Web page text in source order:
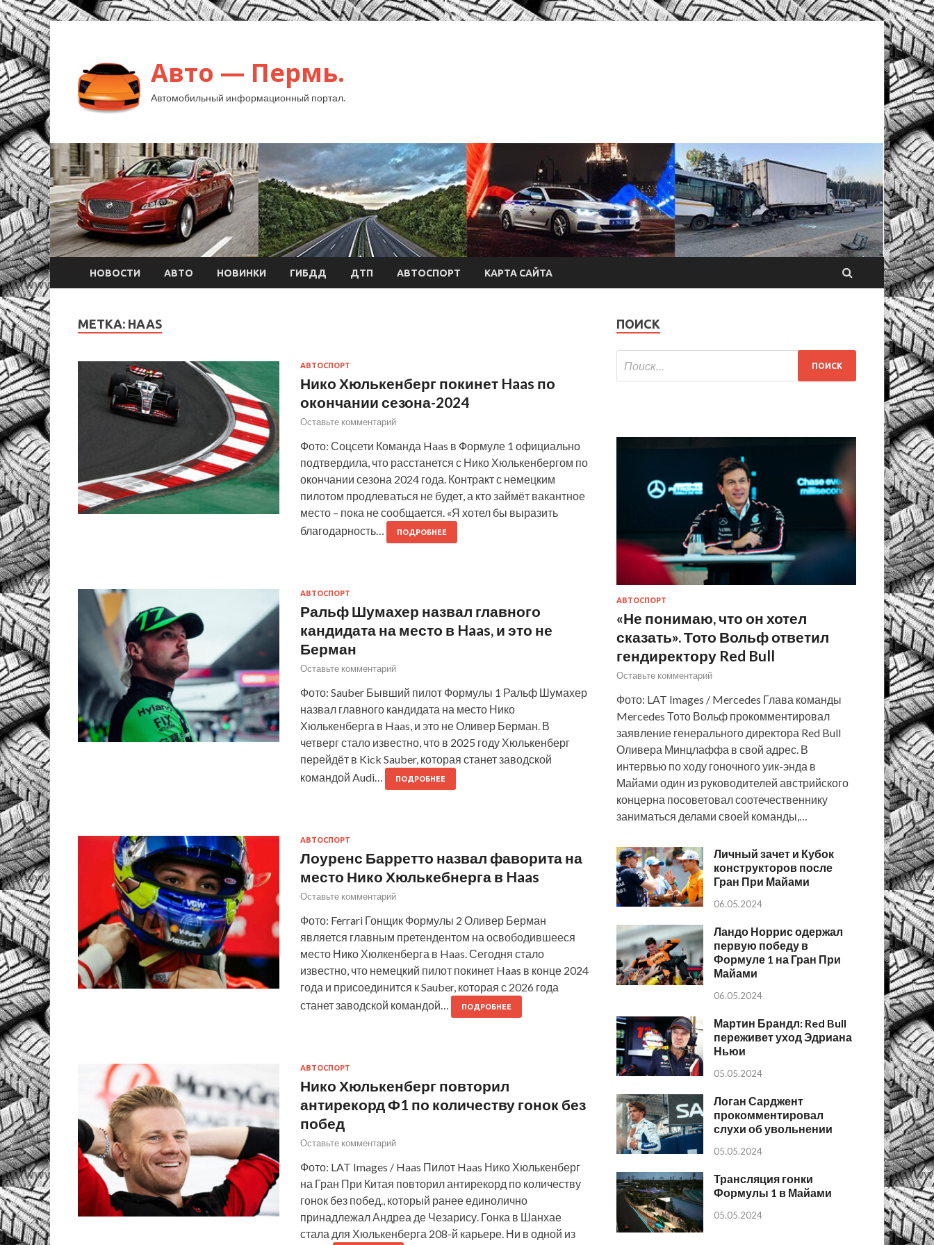
Авто — Пермь.
Автомобильный информационный портал.
НОВОСТИ АВТО НОВИНКИ ГИБДД ДТП АВТОСПОРТ КАРТА САЙТА
МЕТКА: HAAS
АВТОСПОРТ
Нико Хюлькенберг покинет Haas по
окончании сезона-2024
Оставьте комментарий
Фото: Соцсети Команда Haas в Формуле 1 официально
подтвердила, что расстанется с Нико Хюлькенбергом по
окончании сезона 2024 года. Контракт с немецким
пилотом продлеваться не будет, а кто займёт вакантное
место – пока не сообщается. «Я хотел бы выразить
благодарность…
ПОДРОБНЕЕ
АВТОСПОРТ
Ральф Шумахер назвал главного
кандидата на место в Haas, и это не
Берман
Оставьте комментарий
Фото: Sauber Бывший пилот Формулы 1 Ральф Шумахер
назвал главного кандидата на место Нико
Хюлькенберга в Haas, и это не Оливер Берман. В
четверг стало известно, что в 2025 году Хюлькенберг
перейдёт в Kick Sauber, которая станет заводской
командой Audi…
ПОДРОБНЕЕ
АВТОСПОРТ
Лоуренс Барретто назвал фаворита на
место Нико Хюлькебнерга в Haas
Оставьте комментарий
Фото: Ferrari Гонщик Формулы 2 Оливер Берман
является главным претендентом на освободившееся
место Нико Хюлкенберга в Haas. Сегодня стало
известно, что немецкий пилот покинет Haas в конце 2024
года и присоединится к Sauber, которая с 2026 года
станет заводской командой…
ПОДРОБНЕЕ
АВТОСПОРТ
Нико Хюлькенберг повторил
антирекорд Ф1 по количеству гонок без
побед
Оставьте комментарий
Фото: LAT Images / Haas Пилот Haas Нико Хюлькенберг
на Гран При Китая повторил антирекорд по количеству
гонок без побед., который ранее единолично
принадлежал Андреа де Чезарису. Гонка в Шанхае
стала для Хюлькенберга 208-й карьере. Ни в одной из
ПОИСК
АВТОСПОРТ
«Не понимаю, что он хотел
сказать». Тото Вольф ответил
гендиректору Red Bull
Оставьте комментарий
Фото: LAT Images / Mercedes Глава команды
Mercedes Тото Вольф прокомментировал
заявление генерального директора Red Bull
Оливера Минцлаффа в свой адрес. В
интервью по ходу гоночного уик-энда в
Майами один из руководителей австрийского
концерна посоветовал соотечественнику
заниматься делами своей команды,…
Личный зачет и Кубок
конструкторов после
Гран При Майами
06.05.2024
Ландо Норрис одержал
первую победу в
Формуле 1 на Гран При
Майами
06.05.2024
Мартин Брандл: Red Bull
переживет уход Эдриана
Ньюи
05.05.2024
Логан Сарджент
прокомментировал
слухи об увольнении
05.05.2024
Трансляция гонки
Формулы 1 в Майами
05.05.2024